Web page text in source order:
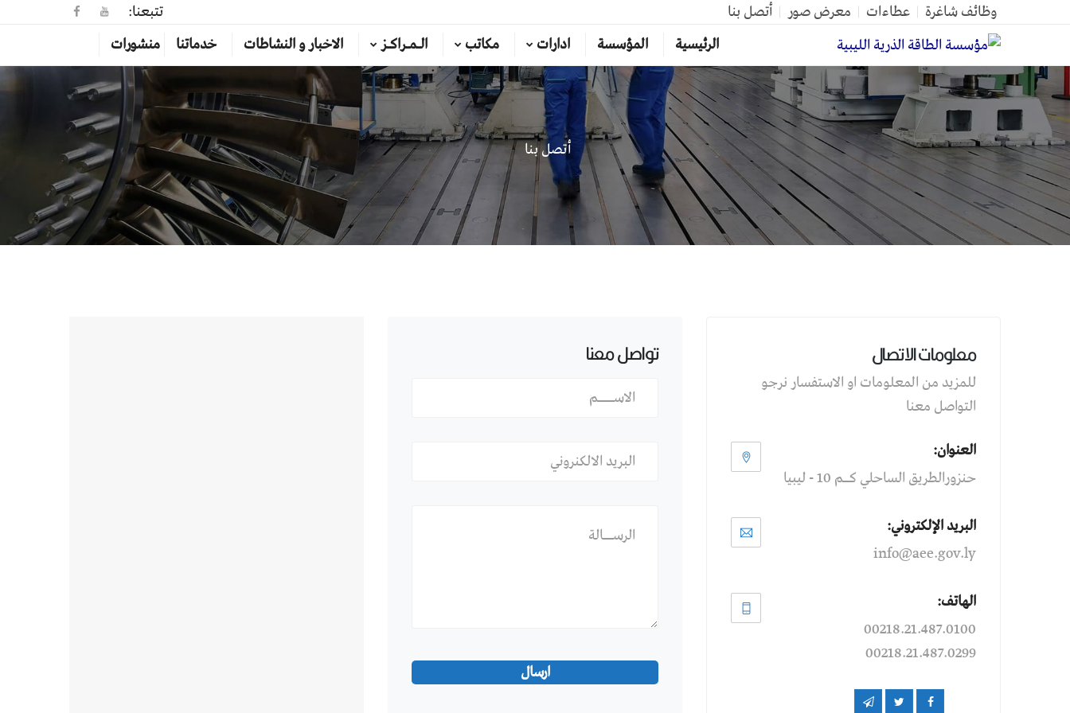
وظائف شاغرة عطاءات معرض صور أتصل بنا
تتبعنا:
الرئيسية
المؤسسة ادارات مكاتب الـمـراكـز الاخبار و النشاطات خدماتنا منشورات
أتصل بنا
معلومات الاتصال
للمزيد من المعلومات او الاستفسار نرجو
التواصل معنا
العنوان:
حنزورالطريق الساحلي كــم 10 - ليبيا
البريد الإلكتروني:
info@aee.gov.ly
الهاتف:
00218.21.487.0100
00218.21.487.0299
تواصل معنا